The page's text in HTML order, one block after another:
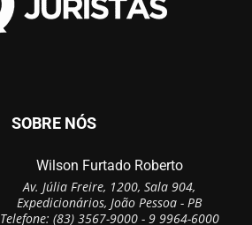
SOBRE NÓS
Wilson Furtado Roberto
Av. Júlia Freire, 1200, Sala 904,
Expedicionários, João Pessoa - PB
Telefone: (83) 3567-9000 - 9 9964-6000